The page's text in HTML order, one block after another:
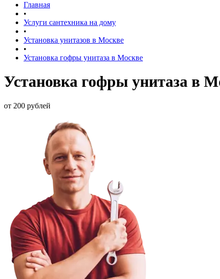
Главная
•
Услуги сантехника на дому
•
Установка унитазов в Москве
•
Установка гофры унитаза в Москве
Установка гофры унитаза в
от 200 рублей